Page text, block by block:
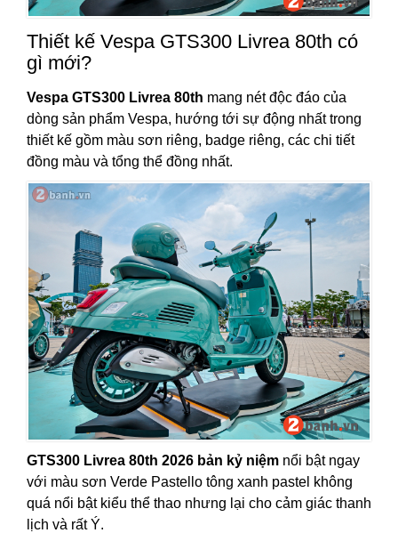
Thiết kế Vespa GTS300 Livrea 80th có
gì mới?
Vespa GTS300 Livrea 80th mang nét độc đáo của
dòng sản phẩm Vespa, hướng tới sự động nhất trong
thiết kế gồm màu sơn riêng, badge riêng, các chi tiết
đồng màu và tổng thể đồng nhất.
GTS300 Livrea 80th 2026 bản kỷ niệm nổi bật ngay
với màu sơn Verde Pastello tông xanh pastel không
quá nổi bật kiểu thể thao nhưng lại cho cảm giác thanh
lịch và rất Ý.